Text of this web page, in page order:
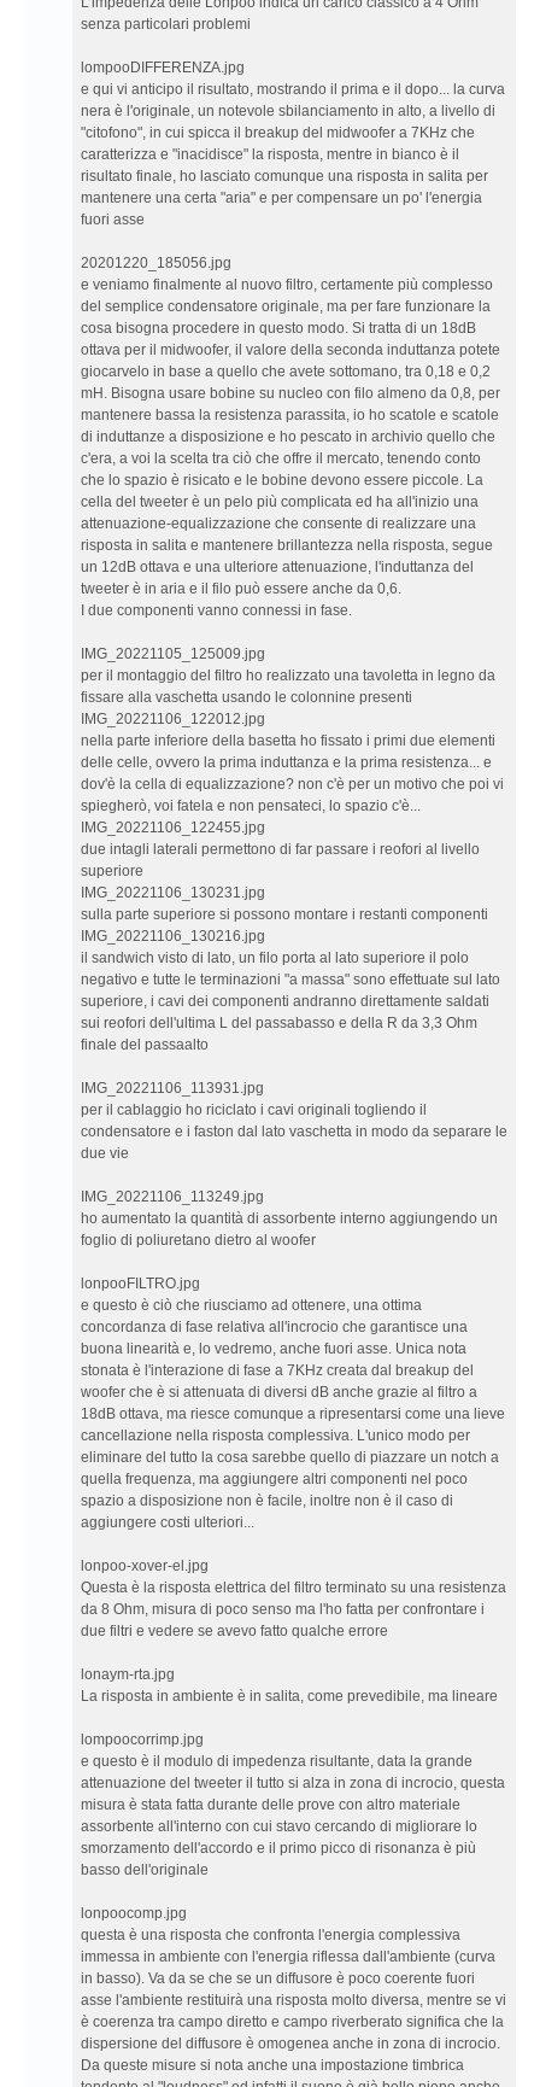
senza particolari problemi
lompooDIFFERENZA.jpg
e qui vi anticipo il risultato, mostrando il prima e il dopo... la curva
nera è l'originale, un notevole sbilanciamento in alto, a livello di
"citofono", in cui spicca il breakup del midwoofer a 7KHz che
caratterizza e "inacidisce" la risposta, mentre in bianco è il
risultato finale, ho lasciato comunque una risposta in salita per
mantenere una certa "aria" e per compensare un po' l'energia
fuori asse
20201220_185056.jpg
e veniamo finalmente al nuovo filtro, certamente più complesso
del semplice condensatore originale, ma per fare funzionare la
cosa bisogna procedere in questo modo. Si tratta di un 18dB
ottava per il midwoofer, il valore della seconda induttanza potete
giocarvelo in base a quello che avete sottomano, tra 0,18 e 0,2
mH. Bisogna usare bobine su nucleo con filo almeno da 0,8, per
mantenere bassa la resistenza parassita, io ho scatole e scatole
di induttanze a disposizione e ho pescato in archivio quello che
c'era, a voi la scelta tra ciò che offre il mercato, tenendo conto
che lo spazio è risicato e le bobine devono essere piccole. La
cella del tweeter è un pelo più complicata ed ha all'inizio una
attenuazione-equalizzazione che consente di realizzare una
risposta in salita e mantenere brillantezza nella risposta, segue
un 12dB ottava e una ulteriore attenuazione, l'induttanza del
tweeter è in aria e il filo può essere anche da 0,6.
I due componenti vanno connessi in fase.
IMG_20221105_125009.jpg
per il montaggio del filtro ho realizzato una tavoletta in legno da
fissare alla vaschetta usando le colonnine presenti
IMG_20221106_122012.jpg
nella parte inferiore della basetta ho fissato i primi due elementi
delle celle, ovvero la prima induttanza e la prima resistenza... e
dov'è la cella di equalizzazione? non c'è per un motivo che poi vi
spiegherò, voi fatela e non pensateci, lo spazio c'è...
IMG_20221106_122455.jpg
due intagli laterali permettono di far passare i reofori al livello
superiore
IMG_20221106_130231.jpg
sulla parte superiore si possono montare i restanti componenti
IMG_20221106_130216.jpg
il sandwich visto di lato, un filo porta al lato superiore il polo
negativo e tutte le terminazioni "a massa" sono effettuate sul lato
superiore, i cavi dei componenti andranno direttamente saldati
sui reofori dell'ultima L del passabasso e della R da 3,3 Ohm
finale del passaalto
IMG_20221106_113931.jpg
per il cablaggio ho riciclato i cavi originali togliendo il
condensatore e i faston dal lato vaschetta in modo da separare le
due vie
IMG_20221106_113249.jpg
ho aumentato la quantità di assorbente interno aggiungendo un
foglio di poliuretano dietro al woofer
lonpooFILTRO.jpg
e questo è ciò che riusciamo ad ottenere, una ottima
concordanza di fase relativa all'incrocio che garantisce una
buona linearità e, lo vedremo, anche fuori asse. Unica nota
stonata è l'interazione di fase a 7KHz creata dal breakup del
woofer che è si attenuata di diversi dB anche grazie al filtro a
18dB ottava, ma riesce comunque a ripresentarsi come una lieve
cancellazione nella risposta complessiva. L'unico modo per
eliminare del tutto la cosa sarebbe quello di piazzare un notch a
quella frequenza, ma aggiungere altri componenti nel poco
spazio a disposizione non è facile, inoltre non è il caso di
aggiungere costi ulteriori...
lonpoo-xover-el.jpg
Questa è la risposta elettrica del filtro terminato su una resistenza
da 8 Ohm, misura di poco senso ma l'ho fatta per confrontare i
due filtri e vedere se avevo fatto qualche errore
lonaym-rta.jpg
La risposta in ambiente è in salita, come prevedibile, ma lineare
lompoocorrimp.jpg
e questo è il modulo di impedenza risultante, data la grande
attenuazione del tweeter il tutto si alza in zona di incrocio, questa
misura è stata fatta durante delle prove con altro materiale
assorbente all'interno con cui stavo cercando di migliorare lo
smorzamento dell'accordo e il primo picco di risonanza è più
basso dell'originale
lonpoocomp.jpg
questa è una risposta che confronta l'energia complessiva
immessa in ambiente con l'energia riflessa dall'ambiente (curva
in basso). Va da se che se un diffusore è poco coerente fuori
asse l'ambiente restituirà una risposta molto diversa, mentre se vi
è coerenza tra campo diretto e campo riverberato significa che la
dispersione del diffusore è omogenea anche in zona di incrocio.
Da queste misure si nota anche una impostazione timbrica